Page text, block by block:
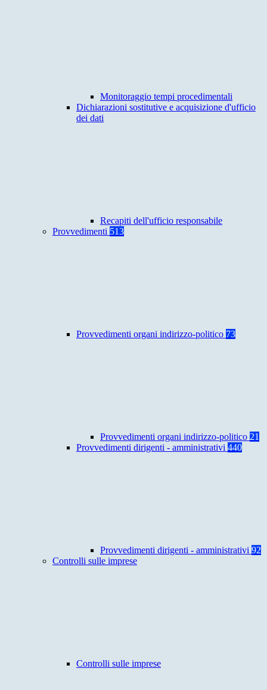
Monitoraggio tempi procedimentali
Dichiarazioni sostitutive e acquisizione d'ufficio
dei dati
Recapiti dell'ufficio responsabile
Provvedimenti 513
Provvedimenti organi indirizzo-politico 73
Provvedimenti organi indirizzo-politico 21
Provvedimenti dirigenti - amministrativi 440
Provvedimenti dirigenti - amministrativi 92
Controlli sulle imprese
Controlli sulle imprese